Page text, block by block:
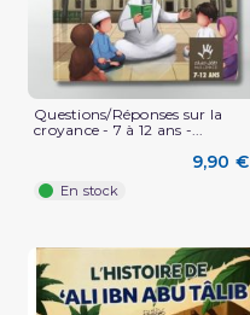
Questions/Réponses sur la
croyance - 7 à 12 ans -...
9,90 €
En stock